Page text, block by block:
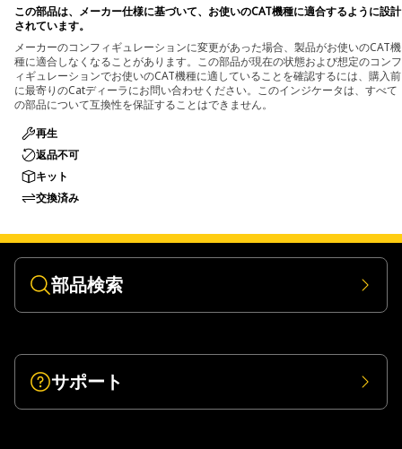
この部品は、メーカー仕様に基づいて、お使いのCAT機種に適合するように設計
されています。
メーカーのコンフィギュレーションに変更があった場合、製品がお使いのCAT機
種に適合しなくなることがあります。この部品が現在の状態および想定のコンフ
ィギュレーションでお使いのCAT機種に適していることを確認するには、購入前
に最寄りのCatディーラにお問い合わせください。このインジケータは、すべて
の部品について互換性を保証することはできません。
再生
返品不可
キット
交換済み
部品検索
サポート